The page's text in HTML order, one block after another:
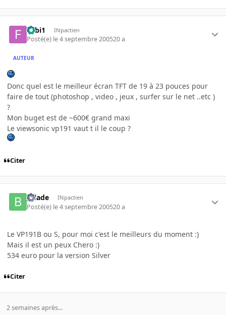
Fabi1 INpactien
Posté(e) le 4 septembre 200520 a
AUTEUR
Donc quel est le meilleur écran TFT de 19 à 23 pouces pour
faire de tout (photoshop , video , jeux , surfer sur le net ..etc )
?
Mon buget est de ~600€ grand maxi
Le viewsonic vp191 vaut t il le coup ?
Citer
_Blade INpactien
Posté(e) le 4 septembre 200520 a
Le VP191B ou S, pour moi c'est le meilleurs du moment :)
Mais il est un peux Chero :)
534 euro pour la version Silver
Citer
2 semaines après...